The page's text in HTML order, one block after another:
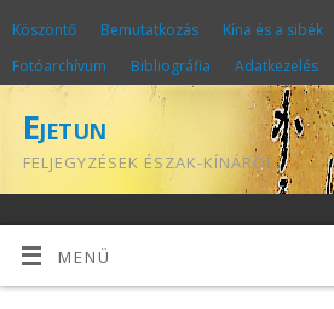
Köszöntő Bemutatkozás Kína és a sibék
Fotóarchívum
Bibliográfia Adatkezelés
Ejetun
FELJEGYZÉSEK ÉSZAK-KÍNÁRÓL
MENÜ